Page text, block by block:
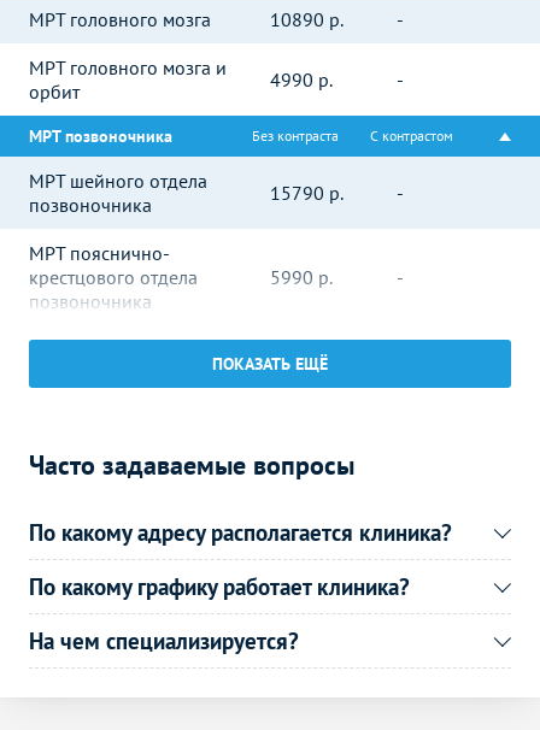
МРТ головного мозга 10890 р.
-
МРТ головного мозга и
орбит
4990 р. -
МРТ позвоночника Без контраста С контрастом
МРТ шейного отдела
позвоночника
15790 р. -
МРТ пояснично-
крестцового отдела
позвоночника
5990 р. -
МРТ крестцово-
подвздошных сочленений 5990р.
МРТ суставов Без контраста
нижнечелюстного сустава
10490р. -
МРТ плечевого сустава 5990 р.
-
МРТ стопы
7890
МРТ внутренних органов
ПОКАЗАТЬ ЕЩЁ
Часто задаваемые вопросы
По какому адресу располагается клиника?
По какому графику работает клиника?
На чем специализируется?